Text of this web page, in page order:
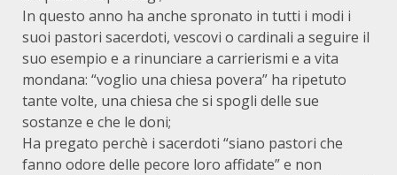
In questo anno ha anche spronato in tutti i modi i
suoi pastori sacerdoti, vescovi o cardinali a seguire il
suo esempio e a rinunciare a carrierismi e a vita
mondana: “voglio una chiesa povera” ha ripetuto
tante volte, una chiesa che si spogli delle sue
sostanze e che le doni;
Ha pregato perchè i sacerdoti “siano pastori che
fanno odore delle pecore loro affidate” e non